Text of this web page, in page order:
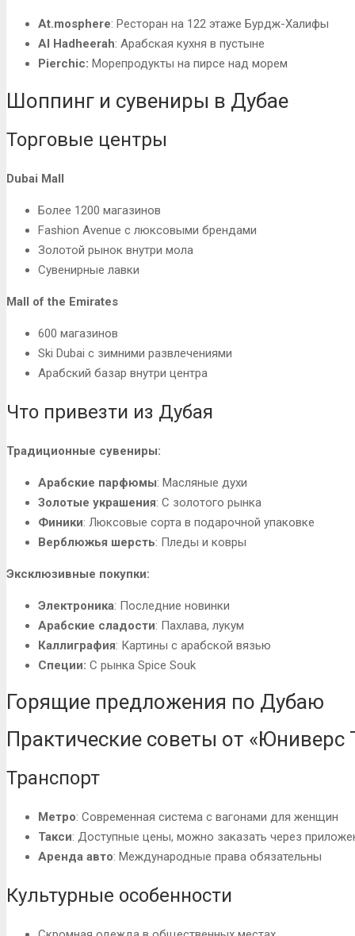
At.mosphere: Ресторан на 122 этаже Бурдж-Халифы
Al Hadheerah: Арабская кухня в пустыне
Pierchic: Морепродукты на пирсе над морем
Шоппинг и сувениры в Дубае
Торговые центры
Dubai Mall
Более 1200 магазинов
Fashion Avenue с люксовыми брендами
Золотой рынок внутри мола
Сувенирные лавки
Mall of the Emirates
600 магазинов
Ski Dubai с зимними развлечениями
Арабский базар внутри центра
Что привезти из Дубая
Традиционные сувениры:
Арабские парфюмы: Масляные духи
Золотые украшения: С золотого рынка
Финики: Люксовые сорта в подарочной упаковке
Верблюжья шерсть: Пледы и ковры
Эксклюзивные покупки:
Электроника: Последние новинки
Арабские сладости: Пахлава, лукум
Каллиграфия: Картины с арабской вязью
Специи: С рынка Spice Souk
Горящие предложения по Дубаю
Практические советы от «Юниверс
Транспорт
Метро: Современная система с вагонами для женщин
Такси: Доступные цены, можно заказать через
Аренда авто: Международные права обязательны
Культурные особенности